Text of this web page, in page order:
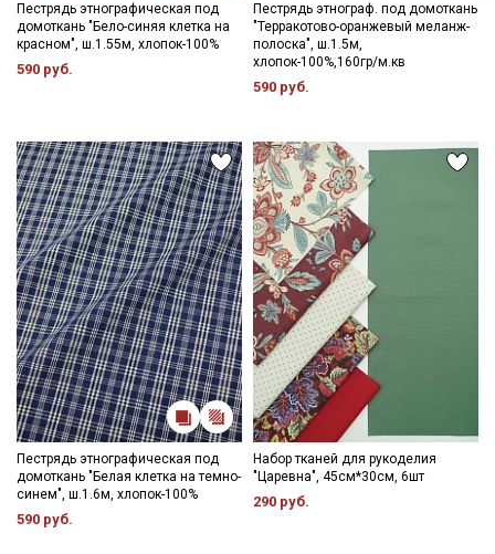
Пестрядь этнографическая под
домоткань "Бело-синяя клетка на
красном", ш.1.55м, хлопок-100%
590 руб.
Пестрядь этнограф. под домоткань
"Терракотово-оранжевый меланж-
полоска", ш.1.5м,
хлопок-100%,160гр/м.кв
590 руб.
Пестрядь этнографическая под
домоткань "Белая клетка на темно-
синем", ш.1.6м, хлопок-100%
590 руб.
Набор тканей для рукоделия
"Царевна", 45см*30см, 6шт
290 руб.